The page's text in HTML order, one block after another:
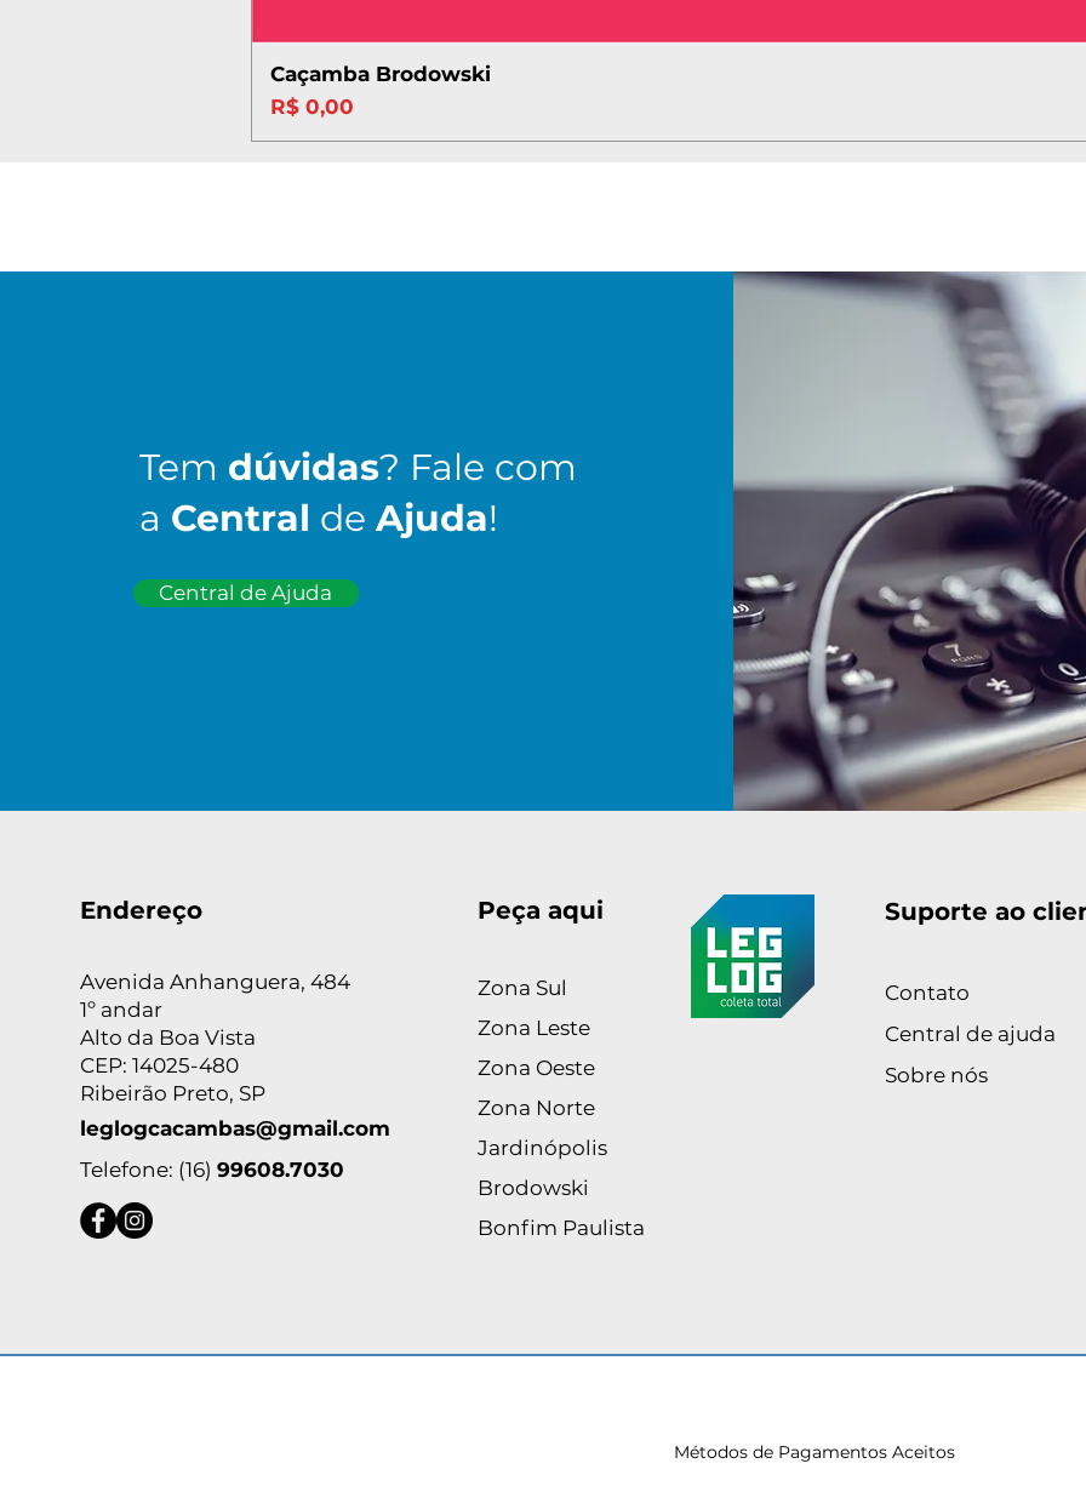
Caçamba Brodowski
Preço
R$ 0,00
Tem dúvidas? Fale com
a Central de Ajuda!
Central de Ajuda
Endereço
Avenida Anhanguera, 484
1º andar
Alto da Boa Vista
CEP: 14025-480
Ribeirão Preto, SP
leglogcacambas@gmail.com
Telefone: (16) 99608.7030
Peça aqui
Zona Sul
Zona Leste
Zona Oeste
Zona Norte
Jardinópolis
Brodowski
Bonfim Paulista
Suporte ao
Contato
Central de ajuda
Sobre nós
Métodos de Pagamentos Aceitos